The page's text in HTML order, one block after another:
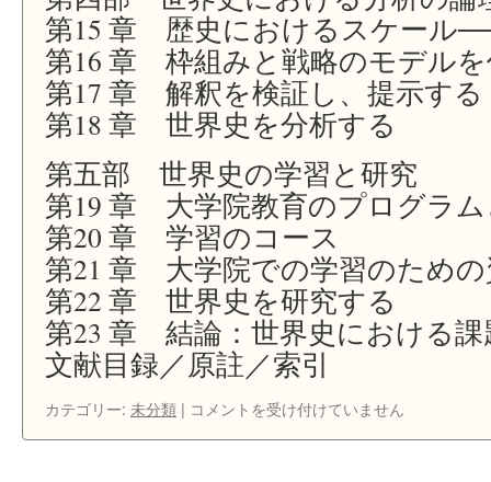
第15 章 歴史におけるスケール
第16 章 枠組みと戦略のモデル
第17 章 解釈を検証し、提示する
第18 章 世界史を分析する
第五部 世界史の学習と研究
第19 章 大学院教育のプログラム
第20 章 学習のコース
第21 章 大学院での学習のための
第22 章 世界史を研究する
第23 章 結論：世界史における課
文献目録／原註／索引
カテゴリー: 未分類 | 『世
コメントを受け付けていません